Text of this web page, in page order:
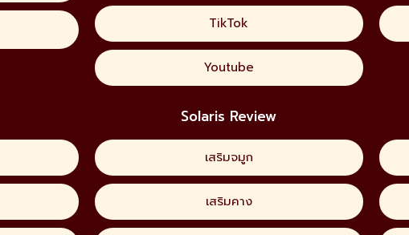
TikTok
Youtube
Solaris Review
เสริมจมูก
เสริมคาง